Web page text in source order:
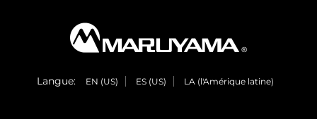
Langue: EN (US) ES (US) LA (l'Amérique latine)